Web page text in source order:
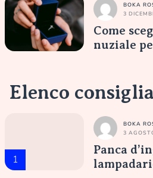
BOKA
3
Come
nuziale
Elenco
1
BOKA
3
Panca